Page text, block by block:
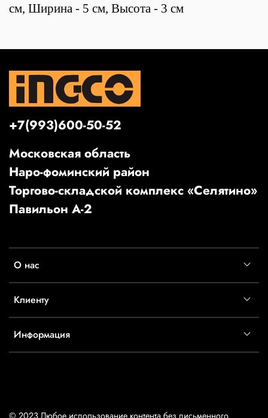
см, Ширина - 5 см, Высота - 3 см
О нас
Клиенту
Информация
+7(993)600-50-52
Московская область
Наро-фоминский район
Торгово-складской комплекс «Селятино»
Павильон А-2